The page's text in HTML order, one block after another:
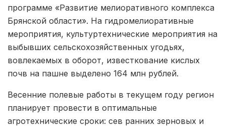
программе «Развитие мелиоративного комплекса
Брянской области». На гидромелиоративные
мероприятия, культуртехнические мероприятия на
выбывших сельскохозяйственных угодьях,
вовлекаемых в оборот, известкование кислых
почв на пашне выделено 164 млн рублей.
Весенние полевые работы в текущем году регион
планирует провести в оптимальные
агротехнические сроки: сев ранних зерновых и